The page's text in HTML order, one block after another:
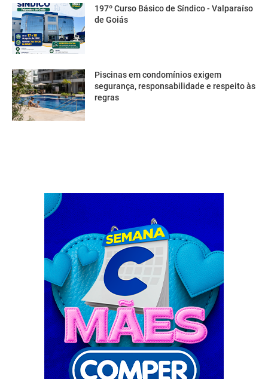
197º Curso Básico de Síndico - Valparaíso
de Goiás
Piscinas em condomínios exigem
segurança, responsabilidade e respeito às
regras